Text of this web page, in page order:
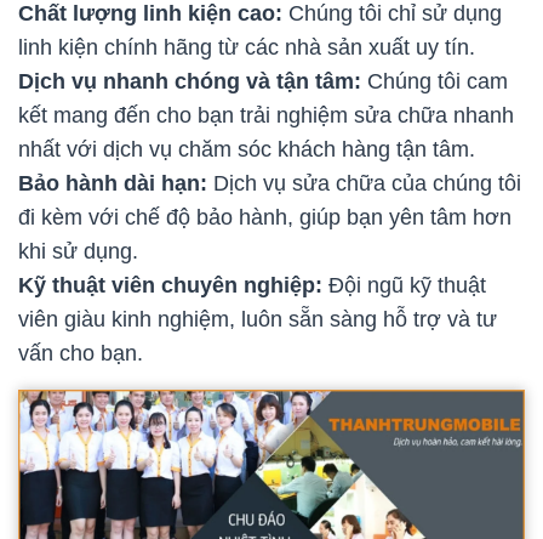
Chất lượng linh kiện cao: Chúng tôi chỉ sử dụng
linh kiện chính hãng từ các nhà sản xuất uy tín.
Dịch vụ nhanh chóng và tận tâm: Chúng tôi cam
kết mang đến cho bạn trải nghiệm sửa chữa nhanh
nhất với dịch vụ chăm sóc khách hàng tận tâm.
Bảo hành dài hạn: Dịch vụ sửa chữa của chúng tôi
đi kèm với chế độ bảo hành, giúp bạn yên tâm hơn
khi sử dụng.
Kỹ thuật viên chuyên nghiệp: Đội ngũ kỹ thuật
viên giàu kinh nghiệm, luôn sẵn sàng hỗ trợ và tư
vấn cho bạn.